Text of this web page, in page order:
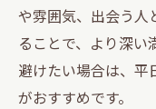
や雰囲気、出会う人
ることで、より深い
避けたい場合は、平
がおすすめです。